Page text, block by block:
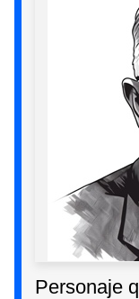
Personaje